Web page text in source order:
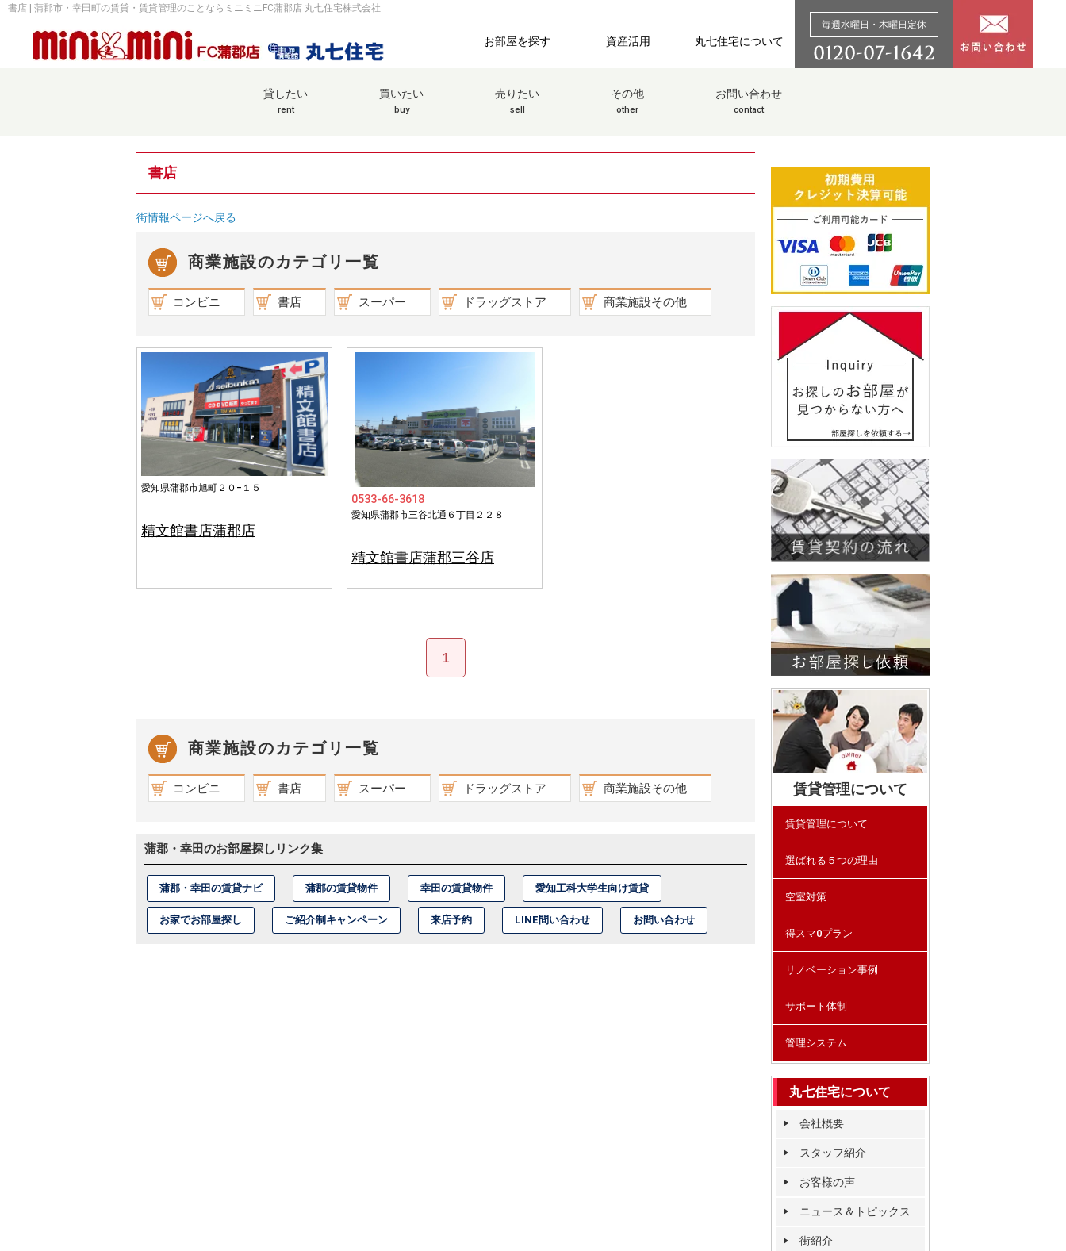
書店 | 蒲郡市・幸田町の賃貸・賃貸管理のことならミニミニFC蒲郡店 丸七住宅株式会社
お部屋を探す 資産活用 丸七住宅について
毎週水曜日・木曜日定休
貸したい
rent
買いたい
buy
売りたい
sell
その他
other
お問い合わせ
contact
書店
街情報ページへ戻る
商業施設のカテゴリ一覧
コンビニ 書店 スーパー ドラッグストア 商業施設その他
愛知県蒲郡市旭町２０−１５
精文館書店蒲郡店
0533-66-3618
愛知県蒲郡市三谷北通６丁目２２８
精文館書店蒲郡三谷店
1
商業施設のカテゴリ一覧
コンビニ 書店 スーパー ドラッグストア 商業施設その他
蒲郡・幸田のお部屋探しリンク集
蒲郡・幸田の賃貸ナビ 蒲郡の賃貸物件 幸田の賃貸物件 愛知工科大学生向け賃貸
お家でお部屋探し ご紹介制キャンペーン 来店予約 LINE問い合わせ お問い合わせ
賃貸管理について
賃貸管理について
選ばれる５つの理由
空室対策
得スマ0プラン
リノベーション事例
サポート体制
管理システム
丸七住宅について
会社概要
スタッフ紹介
お客様の声
ニュース＆トピックス
街紹介